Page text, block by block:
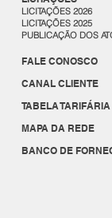
LICITAÇÕES 2026
LICITAÇÕES 2025
PUBLICAÇÃO DOS
FALE CONOSCO
CANAL CLIENTE
TABELA TARIFÁRIA
MAPA DA REDE
BANCO DE